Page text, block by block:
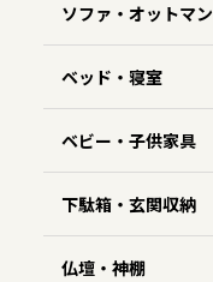
ソファ・オットマン
ベッド・寝室
ベビー・子供家具
下駄箱・玄関収納
仏壇・神棚